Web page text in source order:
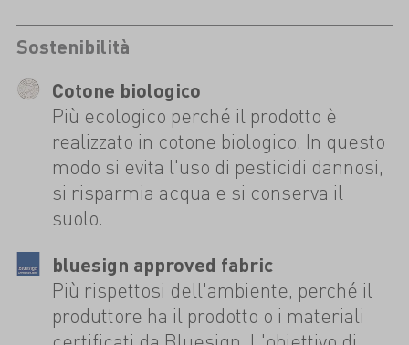
Sostenibilità
Cotone biologico
Più ecologico perché il prodotto è
realizzato in cotone biologico. In questo
modo si evita l'uso di pesticidi dannosi,
si risparmia acqua e si conserva il
suolo.
bluesign approved fabric
Più rispettosi dell'ambiente, perché il
produttore ha il prodotto o i materiali